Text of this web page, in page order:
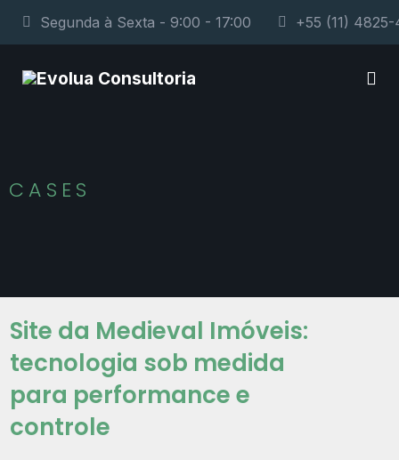
Segunda à Sexta - 9:00 - 17:00 +55 (11)
CASES
Site da Medieval Imóveis:
tecnologia sob medida
para performance e
controle